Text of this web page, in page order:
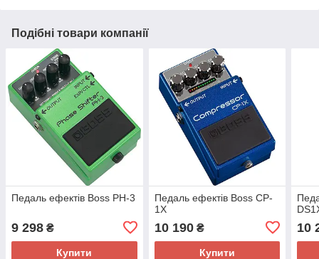
Подібні товари компанії
Педаль ефектів Boss PH-3
9 298 ₴
Купити
Педаль ефектів Boss CP-
1X
10 190₴
Купити
10